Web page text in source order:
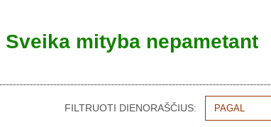
Sveika mityba nepametant
FILTRUOTI DIENORAŠČIUS: